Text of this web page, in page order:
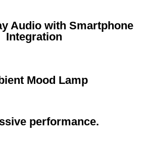
Audio with Smartphone
Integration
Mood Lamp
performance.